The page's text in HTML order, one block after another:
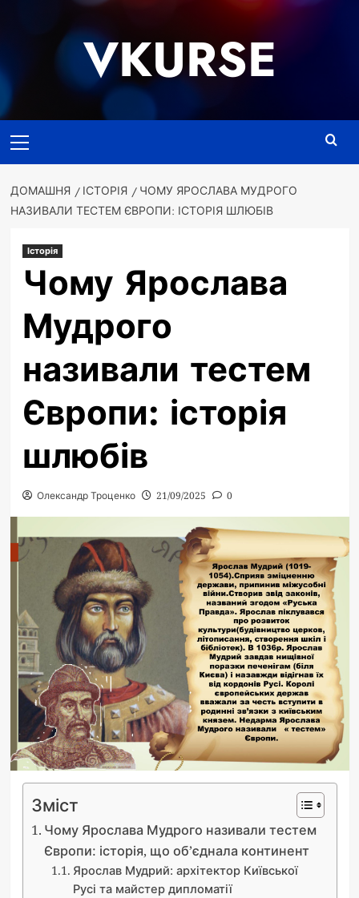
VKURSE
меню
ДОМАШНЯ ІСТОРІЯ
ЧОМУ ЯРОСЛАВА МУДРОГО
НАЗИВАЛИ ТЕСТЕМ ЄВРОПИ: ІСТОРІЯ ШЛЮБІВ
Історія
Чому Ярослава
Мудрого
називали тестем
Європи: історія
шлюбів
Олександр Троценко 21/09/2025 0
Зміст
Чому Ярослава Мудрого називали тестем
Європи: історія, що об’єднала континент
Ярослав Мудрий: архітектор Київської
Русі та майстер дипломатії